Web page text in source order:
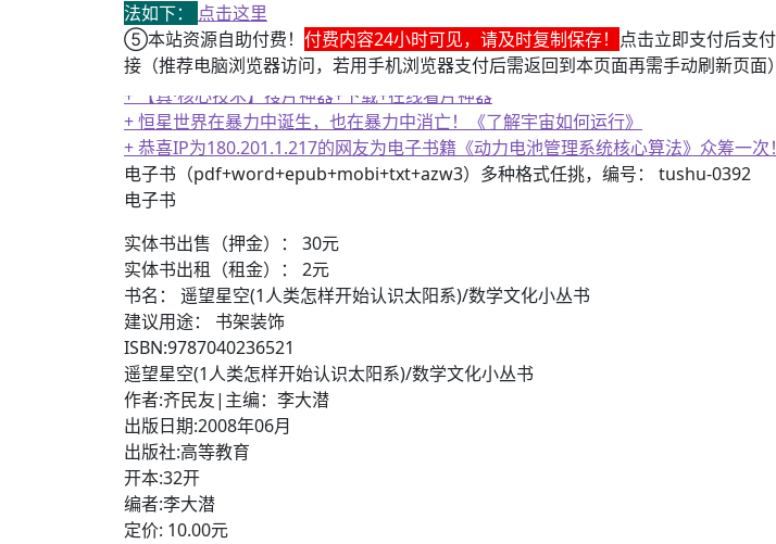
法如下： 点击这里
⑤本站资源自助付费！ 付费内容24小时可见，请及时复制保存！ 点击立即支付后支
接（推荐电脑浏览器访问，若用手机浏览器支付后需返回到本页面再需手动刷新页面
+ 【真·核心技术】搜片神器+下载+在线看片神器
+ 恒星世界在暴力中诞生，也在暴力中消亡！《了解宇宙如何运行》
+ 恭喜IP为180.201.1.217的网友为电子书籍《动力电池管理系统核心算法》众筹一次！
电子书（pdf+word+epub+mobi+txt+azw3）多种格式任挑，编号： tushu-0392
电子书
实体书出售（押金）： 30元
实体书出租（租金）： 2元
书名： 遥望星空(1人类怎样开始认识太阳系)/数学文化小丛书
建议用途： 书架装饰
ISBN:9787040236521
遥望星空(1人类怎样开始认识太阳系)/数学文化小丛书
作者:齐民友|主编：李大潜
出版日期:2008年06月
出版社:高等教育
开本:32开
编者:李大潜
定价: 10.00元